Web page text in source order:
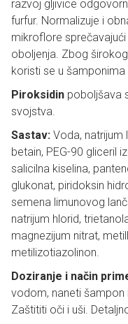
razvoj gljivice
furfur. Normalizuje i
mikroflore
oboljenja. Zbog
koristi se u
Piroksidin poboljšava
svojstva.
Sastav: Voda, natrijum
betain, PEG-90 gliceril
salicilna kiselina,
glukonat, piridoksin
semena limunovog
natrijum hlorid,
magnezijum nitrat,
metilizotiazolinon.
Doziranje i način
vodom, naneti šampon
Zaštititi oči i uši.